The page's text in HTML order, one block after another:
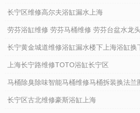
长宁区维修高尔夫浴缸漏水上海
劳芬浴缸维修 劳芬马桶维修 劳芬台盆水龙
长宁黄金城道维修浴缸漏水楼下上海浴缸换
上海长宁路维修TOTO浴缸长宁区
马桶除臭除味智能马桶维修马桶拆装换法兰
长宁区古北维修豪斯浴缸上海